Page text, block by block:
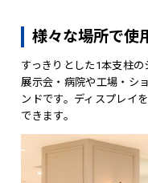
様々な場所で使
すっきりとした1本支柱の
展示会・病院や工場・シ
ンドです。ディスプレイ
できます。